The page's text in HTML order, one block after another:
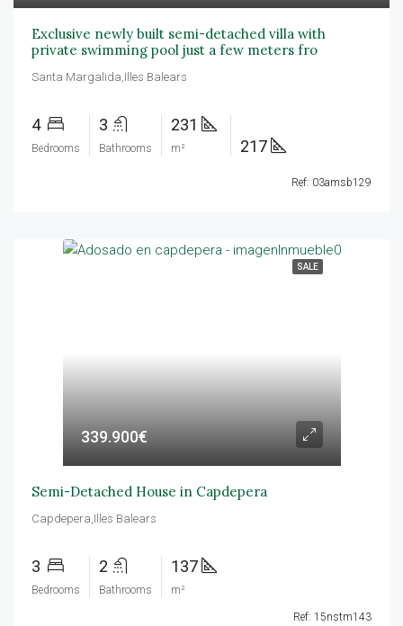
Exclusive newly built semi-detached villa with
private swimming pool just a few meters fro
Santa Margalida,Illes Balears
4
Bedrooms
3
Bathrooms
231
m² 217
Ref: 03amsb129
SALE
339.900€
Semi-Detached House in Capdepera
Capdepera,Illes Balears
3
Bedrooms
2
Bathrooms
137
m²
Ref: 15nstm143